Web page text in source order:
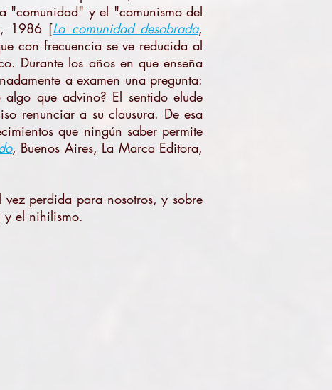
"comunidad" y el "comunismo del
1986 [La comunidad desobrada,
con frecuencia se ve reducida al
Durante los años en que enseña
a examen una pregunta:
que advino? El sentido elude
renunciar a su clausura. De esa
que ningún saber permite
, Buenos Aires, La Marca Editora,
vez perdida para nosotros, y sobre
y el nihilismo.